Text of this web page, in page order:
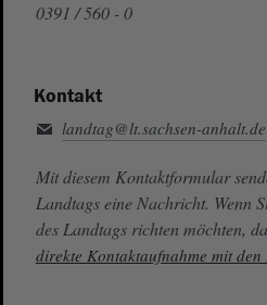
0391 / 560 - 0
Kontakt
landtag@lt.sachsen-anhalt.de
Mit diesem Kontaktformular
Landtags eine Nachricht. Wenn
des Landtags richten möchten,
direkte Kontaktaufnahme mit den